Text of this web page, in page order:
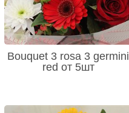
Bouquet 3 rosa 3 germini
red от 5шт